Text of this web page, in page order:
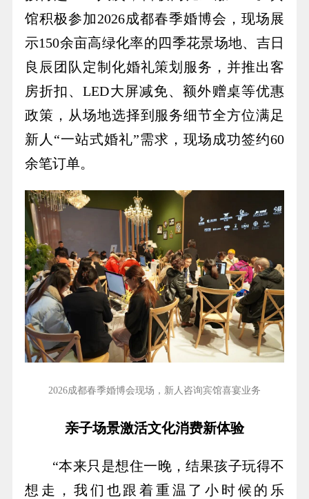
馆积极参加2026成都春季婚博会，现场展
示150余亩高绿化率的四季花景场地、吉日
良辰团队定制化婚礼策划服务，并推出客
房折扣、LED大屏减免、额外赠桌等优惠
政策，从场地选择到服务细节全方位满足
新人“一站式婚礼”需求，现场成功签约60
余笔订单。
2026成都春季婚博会现场，新人咨询宾馆喜宴业务
亲子场景激活文化消费新体验
“本来只是想住一晚，结果孩子玩得不
想走，我们也跟着重温了小时候的乐